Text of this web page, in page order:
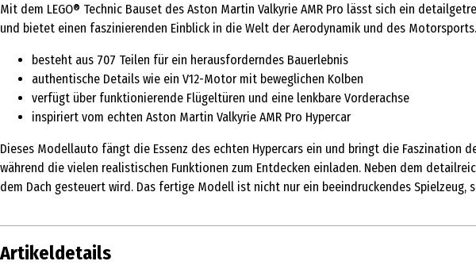
Mit dem LEGO® Technic Bauset des Aston Martin Valkyrie AMR Pro lässt sich ein
und bietet einen faszinierenden Einblick in die Welt der Aerodynamik und des Motorsports.
besteht aus 707 Teilen für ein herausforderndes Bauerlebnis
authentische Details wie ein V12-Motor mit beweglichen Kolben
verfügt über funktionierende Flügeltüren und eine lenkbare Vorderachse
inspiriert vom echten Aston Martin Valkyrie AMR Pro Hypercar
Dieses Modellauto fängt die Essenz des echten Hypercars ein und bringt die Faszination
während die vielen realistischen Funktionen zum Entdecken einladen. Neben dem
dem Dach gesteuert wird. Das fertige Modell ist nicht nur ein beeindruckendes
Artikeldetails